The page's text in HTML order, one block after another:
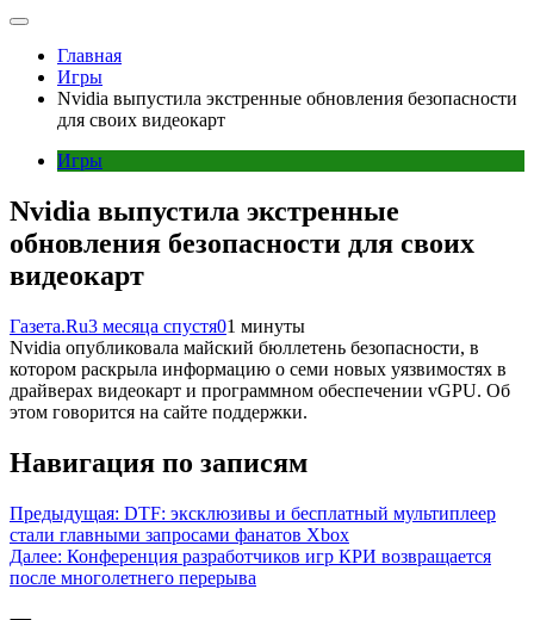
Главная
Игры
Nvidia выпустила экстренные обновления безопасности
для своих видеокарт
Игры
Nvidia выпустила экстренные
обновления безопасности для своих
видеокарт
Газета.Ru3 месяца спустя01 минуты
Nvidia опубликовала майский бюллетень безопасности, в
котором раскрыла информацию о семи новых уязвимостях в
драйверах видеокарт и программном обеспечении vGPU. Об
этом говорится на сайте поддержки.
Навигация по записям
Предыдущая: DTF: эксклюзивы и бесплатный мультиплеер
стали главными запросами фанатов Xbox
Далее: Конференция разработчиков игр КРИ возвращается
после многолетнего перерыва